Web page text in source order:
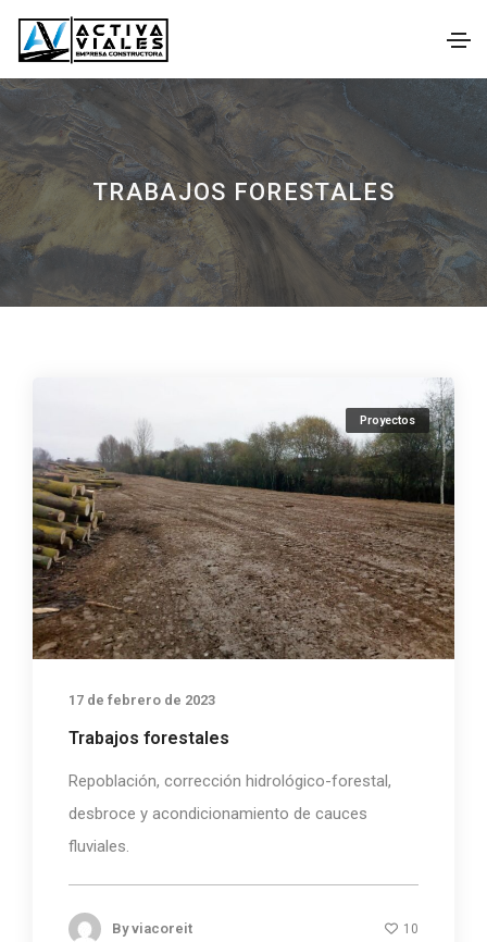
TRABAJOS FORESTALES
Proyectos
17 de febrero de 2023
Trabajos forestales
Repoblación, corrección hidrológico-forestal,
desbroce y acondicionamiento de cauces
fluviales.
Byviacoreit 10